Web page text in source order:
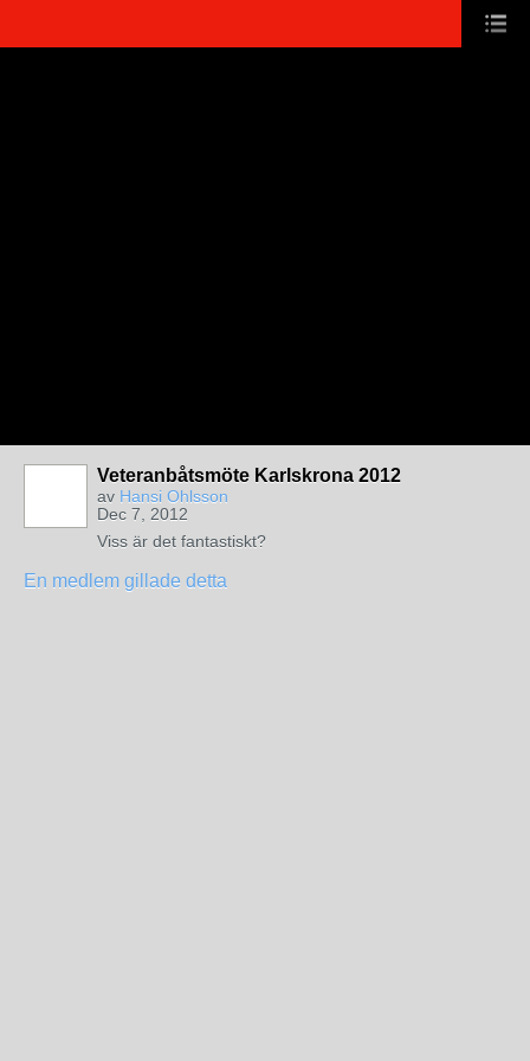
Veteranbåtsmöte Karlskrona 2012
av Hansi Ohlsson
Dec 7, 2012
Viss är det fantastiskt?
En medlem gillade detta